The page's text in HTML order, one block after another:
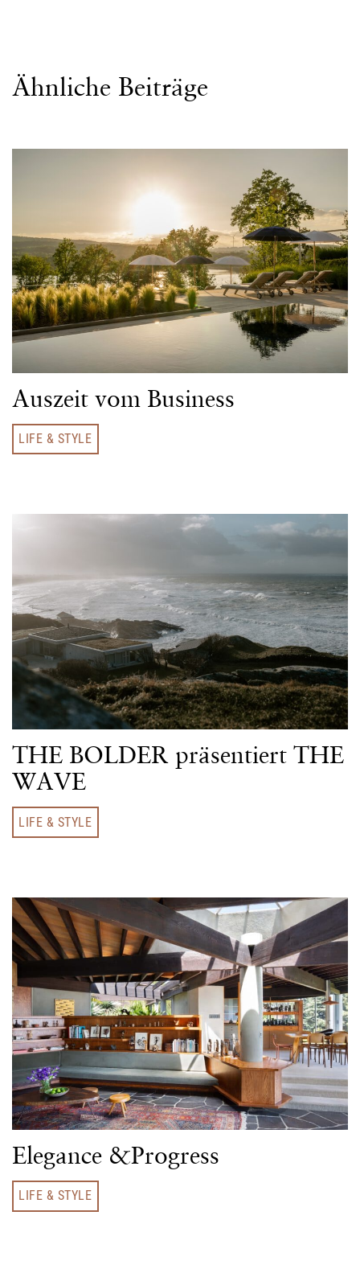
Ähnliche Beiträge
Auszeit vom Business
LIFE & STYLE
THE BOLDER präsentiert THE
WAVE
LIFE & STYLE
Elegance &Progress
LIFE & STYLE